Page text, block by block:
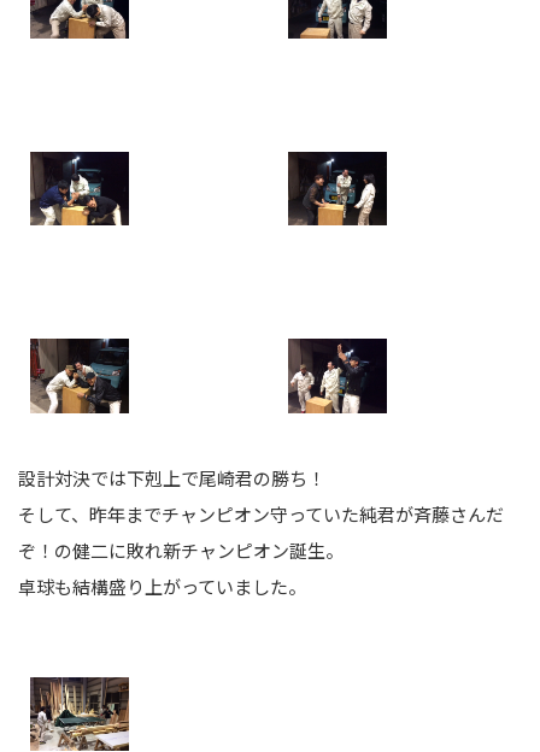
設計対決では下剋上で尾崎君の勝ち！
そして、昨年までチャンピオン守っていた純君が斉藤さんだ
ぞ！の健二に敗れ新チャンピオン誕生。
卓球も結構盛り上がっていました。